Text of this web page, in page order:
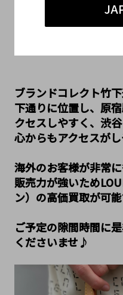
#原宿竹
ブランドコレクト竹
下通りに位置し、原
クセスしやすく、渋
心からもアクセスがし
海外のお客様が非常に
販売力が強いため
ン）の高価買取が可
ご予定の隙間時間に
くださいませ♪